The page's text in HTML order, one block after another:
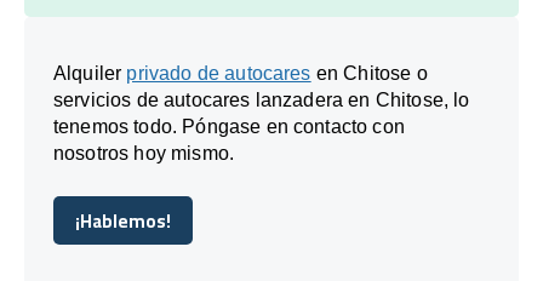
Alquiler privado de autocares en Chitose o
servicios de autocares lanzadera en Chitose, lo
tenemos todo. Póngase en contacto con
nosotros hoy mismo.
¡Hablemos!
¡Hablemos!